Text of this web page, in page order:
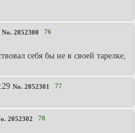
No. 2052300 76
себя бы не в своей тарелке,
No. 2052301 77
2052302 78